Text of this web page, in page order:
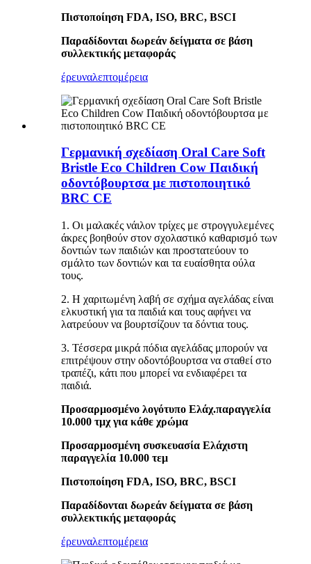
Πιστοποίηση FDA, ISO, BRC, BSCI
Παραδίδονται δωρεάν δείγματα σε βάση
συλλεκτικής μεταφοράς
έρευναλεπτομέρεια
Γερμανική σχεδίαση Oral Care Soft
Bristle Eco Children Cow Παιδική
οδοντόβουρτσα με πιστοποιητικό
BRC CE
1. Οι μαλακές νάιλον τρίχες με στρογγυλεμένες
άκρες βοηθούν στον σχολαστικό καθαρισμό των
δοντιών των παιδιών και προστατεύουν το
σμάλτο των δοντιών και τα ευαίσθητα ούλα
τους.
2. Η χαριτωμένη λαβή σε σχήμα αγελάδας είναι
ελκυστική για τα παιδιά και τους αφήνει να
λατρεύουν να βουρτσίζουν τα δόντια τους.
3. Τέσσερα μικρά πόδια αγελάδας μπορούν να
επιτρέψουν στην οδοντόβουρτσα να σταθεί στο
τραπέζι, κάτι που μπορεί να ενδιαφέρει τα
παιδιά.
Προσαρμοσμένο λογότυπο Ελάχ.παραγγελία
10.000 τμχ για κάθε χρώμα
Προσαρμοσμένη συσκευασία Ελάχιστη
παραγγελία 10.000 τεμ
Πιστοποίηση FDA, ISO, BRC, BSCI
Παραδίδονται δωρεάν δείγματα σε βάση
συλλεκτικής μεταφοράς
έρευναλεπτομέρεια